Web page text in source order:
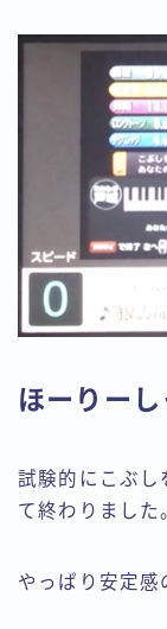
ほーりーし
試験的にこぶし
て終わりました
やっぱり安定感